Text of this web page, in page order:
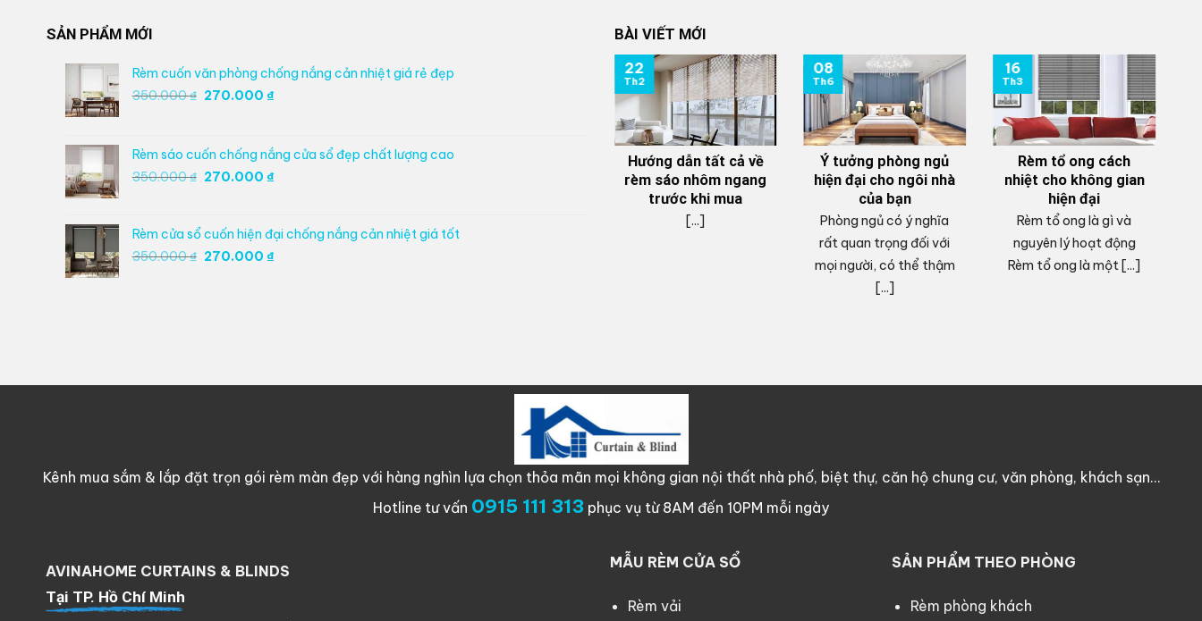
SẢN PHẨM MỚI
Rèm cuốn văn phòng chống nắng cản nhiệt giá rẻ đẹp
350.000₫ Giá
350.000 ₫.
270.000 ₫Giá
là:
270.000 ₫.
Rèm sáo cuốn chống nắng cửa sổ đẹp chất lượng cao
350.000₫ Giá
350.000 ₫.
270.000 ₫Giá
là:
270.000 ₫.
Rèm cửa sổ cuốn hiện đại chống nắng cản nhiệt giá tốt
350.000₫ Giá
270.000 ₫Giá
BÀI VIẾT MỚI
Hướng dẫn tất cả về
rèm sáo nhôm ngang
trước khi mua
[...]
22
Th2
Ý tưởng phòng ngủ
hiện đại cho ngôi nhà
của bạn
Phòng ngủ có ý nghĩa
rất quan trọng đối với
mọi người, có thể thậm
[...]
08
Th6
Rèm tổ ong cách
nhiệt cho không gian
hiện đại
Rèm tổ ong là gì và
nguyên lý hoạt động
Rèm tổ ong là một [...]
16
Th3
Kênh mua sắm & lắp đặt trọn gói rèm màn đẹp với hàng nghìn lựa chọn thỏa mãn mọi không gian nội thất nhà phố, biệt thự, căn hộ chung cư, văn phòng, khách sạn…
Hotline tư vấn 0915 111 313 phục vụ từ 8AM đến 10PM mỗi ngày
AVINAHOME CURTAINS & BLINDS
Tại TP. Hồ Chí Minh
MẪU RÈM CỬA SỔ
Rèm vải
SẢN PHẨM THEO PHÒNG
Rèm phòng khách